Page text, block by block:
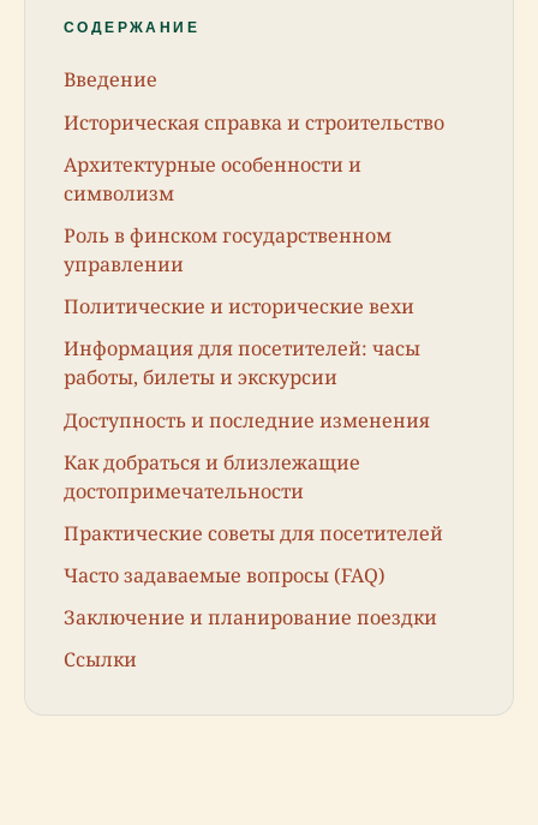
СОДЕРЖАНИЕ
Введение
Историческая справка и строительство
Архитектурные особенности и
символизм
Роль в финском государственном
управлении
Политические и исторические вехи
Информация для посетителей: часы
работы, билеты и экскурсии
Доступность и последние изменения
Как добраться и близлежащие
достопримечательности
Практические советы для посетителей
Часто задаваемые вопросы (FAQ)
Заключение и планирование поездки
Ссылки